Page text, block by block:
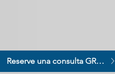
Reserve una consulta GRATIS.